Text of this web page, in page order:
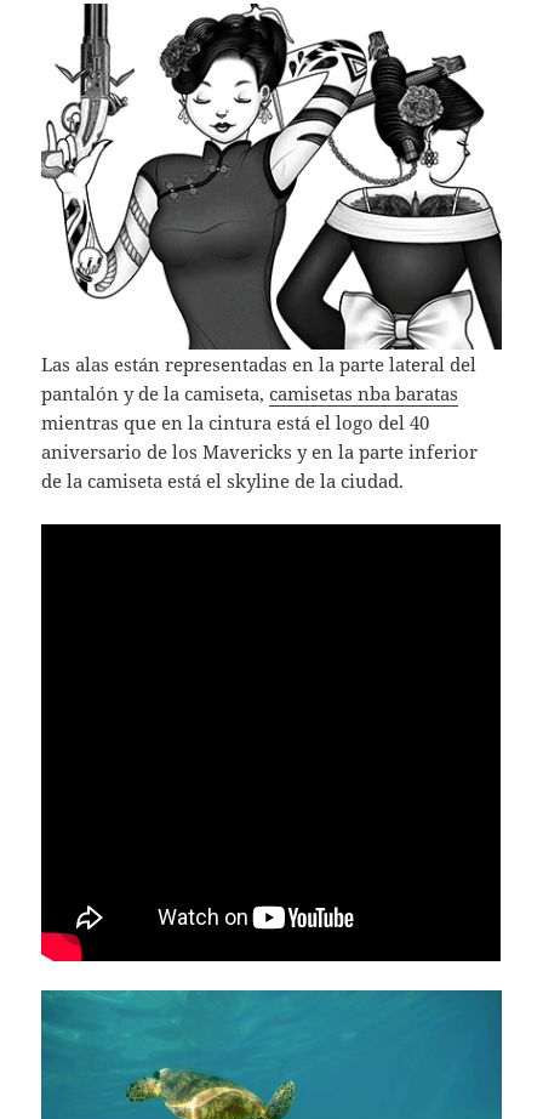
Las alas están representadas en la parte lateral del
pantalón y de la camiseta,camisetas nba baratas
mientras que en la cintura está el logo del 40
aniversario de los Mavericks y en la parte inferior
de la camiseta está el skyline de la ciudad.